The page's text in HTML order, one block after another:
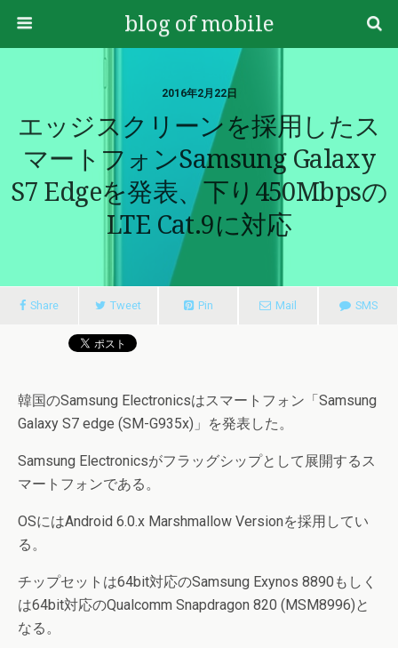
blog of mobile
2016年2月22日
エッジスクリーンを採用したス
マートフォンSamsung Galaxy
S7 Edgeを発表、下り450Mbpsの
LTE Cat.9に対応
Share Tweet Pin Mail SMS
韓国のSamsung Electronicsはスマートフォン「Samsung
Galaxy S7 edge (SM-G935x)」を発表した。
Samsung Electronicsがフラッグシップとして展開するス
マートフォンである。
OSにはAndroid 6.0.x Marshmallow Versionを採用してい
る。
チップセットは64bit対応のSamsung Exynos 8890もしく
は64bit対応のQualcomm Snapdragon 820 (MSM8996)と
なる。